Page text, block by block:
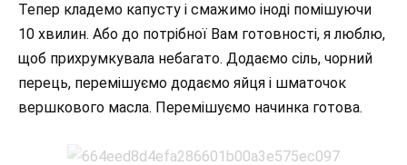
Тепер кладемо капусту і смажимо іноді помішуючи
10 хвилин. Або до потрібної Вам готовності, я люблю,
щоб прихрумкувала небагато. Додаємо сіль, чорний
перець, перемішуємо додаємо яйця і шматочок
вершкового масла. Перемішуємо начинка готова.